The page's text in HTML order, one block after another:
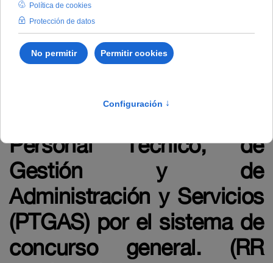
Administración y Servicios (PTGAS) por el sistema de concurso
general. (RR 207/2024)
Convocatoria concurso
para la provisión los
Personal Técnico, de
Gestión y de
Administración y Servicios
(PTGAS) por el sistema de
concurso general. (RR